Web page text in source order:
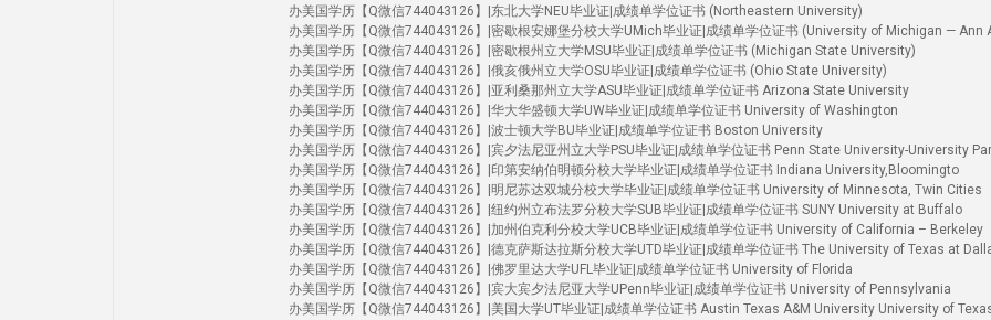
办美国学历【Q微信744043126】|东北大学NEU毕业证|成绩单学位证书 (Northeastern University)
办美国学历【Q微信744043126】|密歇根安娜堡分校大学UMich毕业证|成绩单学位证书 (University of Michigan — Ann
办美国学历【Q微信744043126】|密歇根州立大学MSU毕业证|成绩单学位证书 (Michigan State University)
办美国学历【Q微信744043126】|俄亥俄州立大学OSU毕业证|成绩单学位证书 (Ohio State University)
办美国学历【Q微信744043126】|亚利桑那州立大学ASU毕业证|成绩单学位证书 Arizona State University
办美国学历【Q微信744043126】|华大华盛顿大学UW毕业证|成绩单学位证书 University of Washington
办美国学历【Q微信744043126】|波士顿大学BU毕业证|成绩单学位证书 Boston University
办美国学历【Q微信744043126】|宾夕法尼亚州立大学PSU毕业证|成绩单学位证书 Penn State University-University
办美国学历【Q微信744043126】|印第安纳伯明顿分校大学毕业证|成绩单学位证书 Indiana University,Bloomingto
办美国学历【Q微信744043126】|明尼苏达双城分校大学毕业证|成绩单学位证书 University of Minnesota, Twin Cities
办美国学历【Q微信744043126】|纽约州立布法罗分校大学SUB毕业证|成绩单学位证书 SUNY University at Buffalo
办美国学历【Q微信744043126】|加州伯克利分校大学UCB毕业证|成绩单学位证书 University of California – Berkeley
办美国学历【Q微信744043126】|德克萨斯达拉斯分校大学UTD毕业证|成绩单学位证书 The University of Texas at
办美国学历【Q微信744043126】|佛罗里达大学UFL毕业证|成绩单学位证书 University of Florida
办美国学历【Q微信744043126】|宾大宾夕法尼亚大学UPenn毕业证|成绩单学位证书 University of Pennsylvania
办美国学历【Q微信744043126】|美国大学UT毕业证|成绩单学位证书 Austin Texas A&M University University of